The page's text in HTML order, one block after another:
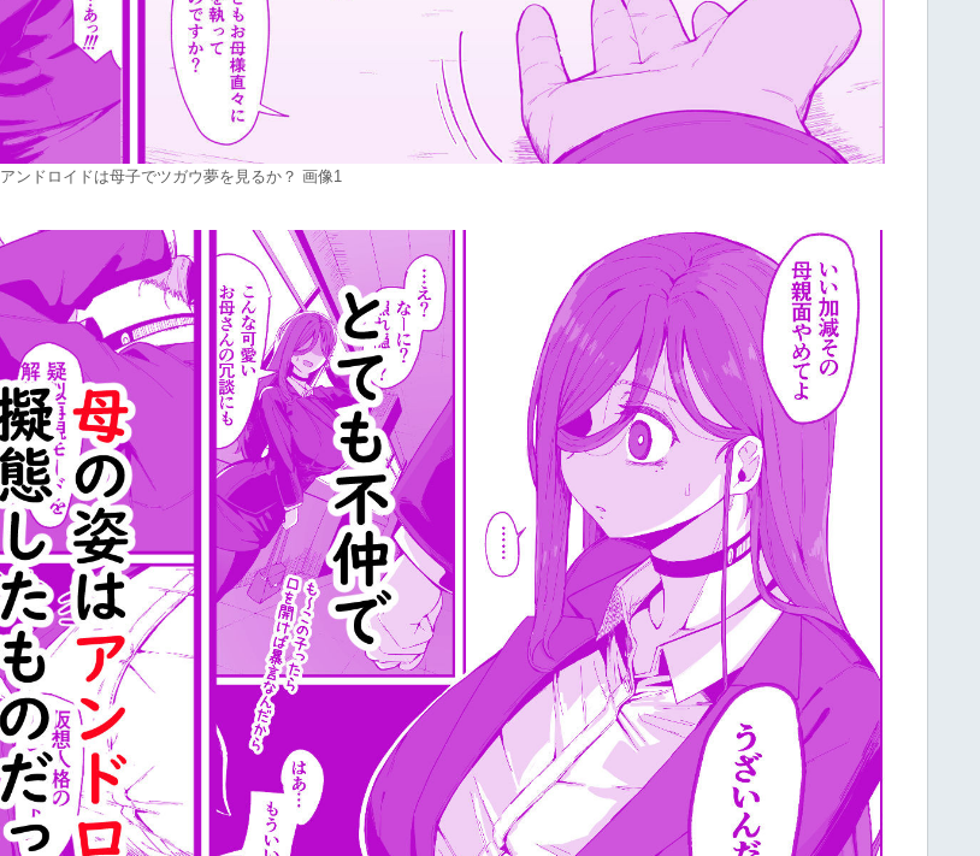
アンドロイドは母子でツガウ夢を見るか？ 画像1